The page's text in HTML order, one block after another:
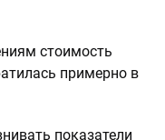
стоимость
примерно в
показатели